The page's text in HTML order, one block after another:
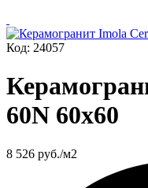
Код: 24057
60N 60x60
8 526 руб./м2